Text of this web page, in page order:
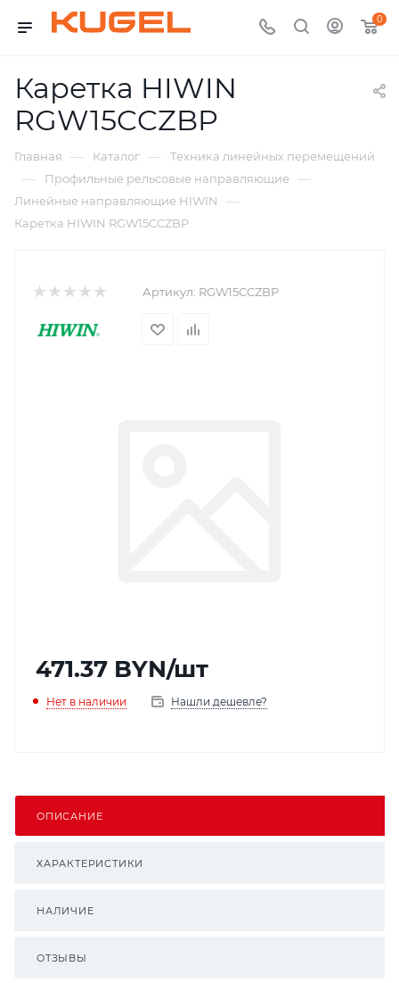
0
Каретка HIWIN
RGW15CCZBP
Главная — Каталог — Техника линейных перемещений
— Профильные рельсовые направляющие —
Линейные направляющие HIWIN —
Каретка HIWIN RGW15CCZBP
Артикул: RGW15CCZBP
471.37 BYN/шт
Нет в наличии Нашли дешевле?
ОПИСАНИЕ
ХАРАКТЕРИСТИКИ
НАЛИЧИЕ
ОТЗЫВЫ